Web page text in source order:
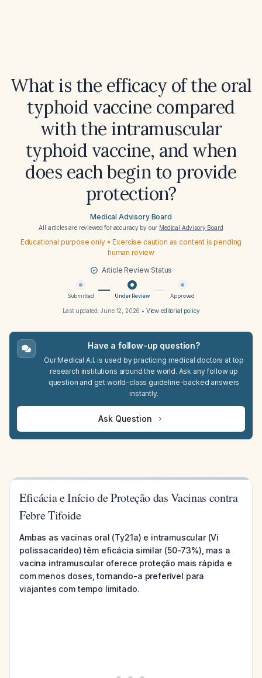
What is the efficacy of the oral
typhoid vaccine compared
with the intramuscular
typhoid vaccine, and when
does each begin to provide
protection?
Medical Advisory Board
All articles are reviewed for accuracy by our Medical Advisory Board
Educational purpose only • Exercise caution as content is pending
human review
Article Review Status
Submitted Under Review Approved
Last updated:June 12, 2026 • View editorial policy
Have a follow-up question?
Our Medical A.I. is used by practicing medical doctors at top
research institutions around the world. Ask any follow up
question and get world-class guideline-backed answers
instantly.
Ask Question
Eficácia e Início de Proteção das Vacinas contra
Febre Tifoide
Ambas as vacinas oral (Ty21a) e intramuscular (Vi
polissacarídeo) têm eficácia similar (50-73%), mas a
vacina intramuscular oferece proteção mais rápida e
com menos doses, tornando-a preferível para
viajantes com tempo limitado.